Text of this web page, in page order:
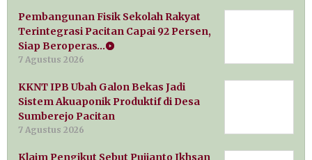
Pembangunan Fisik Sekolah Rakyat
Terintegrasi Pacitan Capai 92 Persen,
Siap Beroperas…
7 Agustus 2026
KKNT IPB Ubah Galon Bekas Jadi
Sistem Akuaponik Produktif di Desa
Sumberejo Pacitan
7 Agustus 2026
Klaim Pengikut Sebut Pujianto Ikhsan